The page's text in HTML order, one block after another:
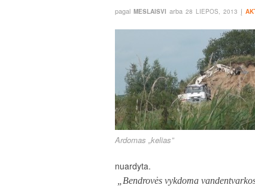
pagal MESLAISVI arba 28 LIEPOS, 2013 į
Ardomas „kelias”
nuardyta.
„Bendrovės vykdoma